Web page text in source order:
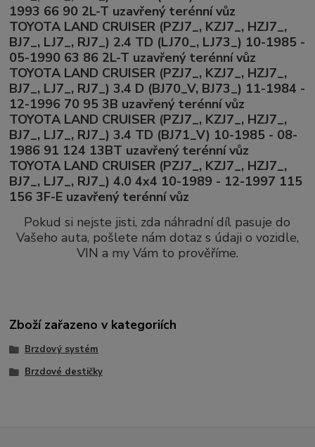
1993 66 90 2L-T uzavřený terénní vůz
TOYOTA LAND CRUISER (PZJ7_, KZJ7_, HZJ7_,
BJ7_, LJ7_, RJ7_) 2.4 TD (LJ70_, LJ73_) 10-1985 -
05-1990 63 86 2L-T uzavřený terénní vůz
TOYOTA LAND CRUISER (PZJ7_, KZJ7_, HZJ7_,
BJ7_, LJ7_, RJ7_) 3.4 D (BJ70_V, BJ73_) 11-1984 -
12-1996 70 95 3B uzavřený terénní vůz
TOYOTA LAND CRUISER (PZJ7_, KZJ7_, HZJ7_,
BJ7_, LJ7_, RJ7_) 3.4 TD (BJ71_V) 10-1985 - 08-
1986 91 124 13BT uzavřený terénní vůz
TOYOTA LAND CRUISER (PZJ7_, KZJ7_, HZJ7_,
BJ7_, LJ7_, RJ7_) 4.0 4x4 10-1989 - 12-1997 115
156 3F-E uzavřený terénní vůz
Pokud si nejste jisti, zda náhradní díl pasuje do
Vašeho auta, pošlete nám dotaz s údaji o vozidle,
VIN a my Vám to prověříme.
Zboží zařazeno v kategoriích
Brzdový systém
Brzdové destičky